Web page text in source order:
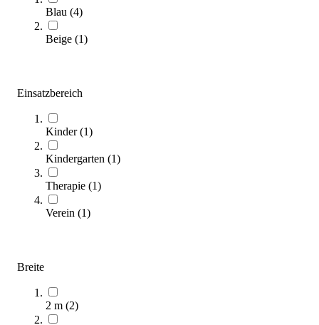
Blau (4)
Beige (1)
Einsatzbereich
Kinder(1)
Kindergarten (1)
Therapie (1)
Verein (1)
Breite
2 m (2)
NEU
Bänfer® Landematte
ab
556,00 €
Zum Produkt
Varianten zur Auswahl